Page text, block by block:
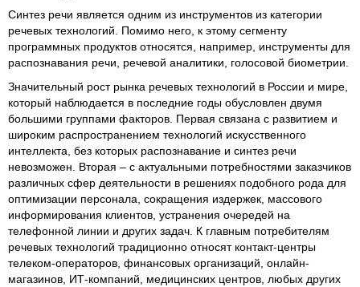
Синтез речи является одним из инструментов из категории
речевых технологий. Помимо него, к этому сегменту
программных продуктов относятся, например, инструменты для
распознавания речи, речевой аналитики, голосовой биометрии.
Значительный рост рынка речевых технологий в России и мире,
который наблюдается в последние годы обусловлен двумя
большими группами факторов. Первая связана с развитием и
широким распространением технологий искусственного
интеллекта, без которых распознавание и синтез речи
невозможен. Вторая – с актуальными потребностями заказчиков
различных сфер деятельности в решениях подобного рода для
оптимизации персонала, сокращения издержек, массового
информирования клиентов, устранения очередей на
телефонной линии и других задач. К главным потребителям
речевых технологий традиционно относят контакт-центры
телеком-операторов, финансовых организаций, онлайн-
магазинов, ИТ-компаний, медицинских центров, любых других